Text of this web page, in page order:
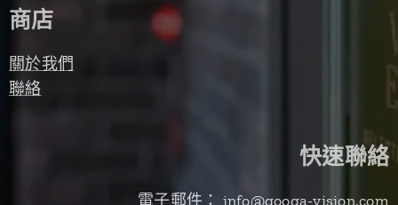
商店
關於我們
聯絡
快速聯絡
電子郵件： info@googa-vision.com